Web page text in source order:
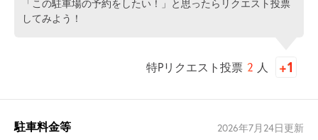
「この駐車場の予約をしたい！」と思ったらリクエスト投票
してみよう！
特Pリクエスト投票 2 人
駐車料金等 2026年7月24日更新